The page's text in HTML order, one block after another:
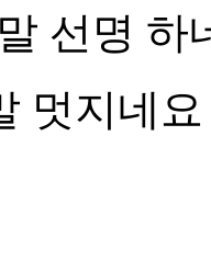
선명 하
멋지네